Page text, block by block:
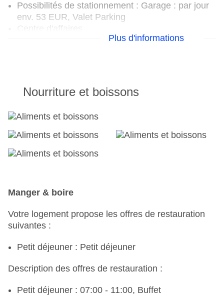
Possibilités de stationnement : Garage : par jour
env. 53 EUR, Valet Parking
Centre d'affaires
Installations pour les réunions : Salles de réunion
116
Catégorie nationale : 5 étoiles
Plus d'informations
Nourriture et boissons
Manger & boire
Votre logement propose les offres de restauration
suivantes :
Petit déjeuner : Petit déjeuner
Description des offres de restauration :
Petit déjeuner : 07:00 - 11:00, Buffet